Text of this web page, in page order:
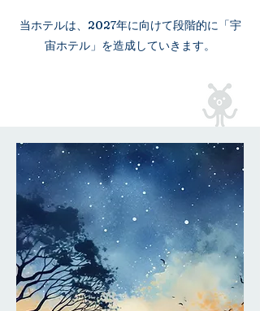
​当ホテルは、2027年に向けて段階的に「宇
宙ホテル」を造成していきます。